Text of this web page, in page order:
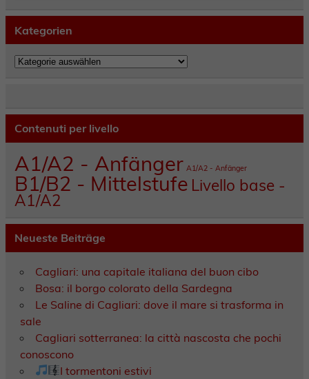
Kategorien
Kategorien
Contenuti per livello
A1/A2 - Anfänger A1/A2 - Anfänger
B1/B2 - Mittelstufe Livello base -
A1/A2
Neueste Beiträge
Cagliari: una capitale italiana del buon cibo
Bosa: il borgo colorato della Sardegna
Le Saline di Cagliari: dove il mare si trasforma in
sale
Cagliari sotterranea: la città nascosta che pochi
conoscono
I tormentoni estivi